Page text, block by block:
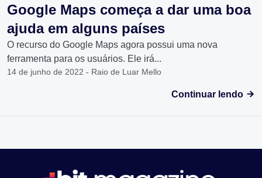
Google Maps começa a dar uma boa
ajuda em alguns países
O recurso do Google Maps agora possui uma nova
ferramenta para os usuários. Ele irá...
14 de junho de 2022 - Raio de Luar Mello
Continuar lendo